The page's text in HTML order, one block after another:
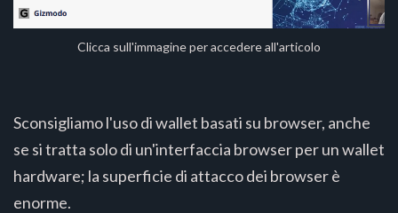
Clicca sull'immagine per accedere all'articolo
Sconsigliamo l'uso di wallet basati su browser, anche
se si tratta solo di un'interfaccia browser per un wallet
hardware; la superficie di attacco dei browser è
enorme.